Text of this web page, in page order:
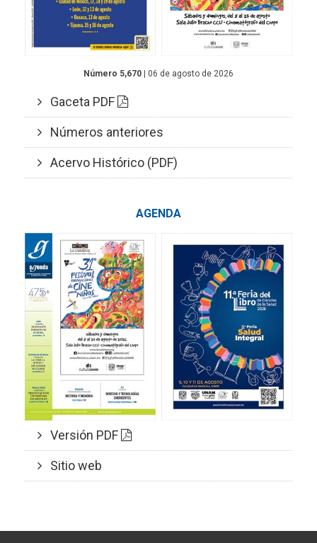
Número 5,670 | 06 de agosto de 2026
Gaceta PDF
Números anteriores
Acervo Histórico (PDF)
AGENDA
Versión PDF
Sitio web